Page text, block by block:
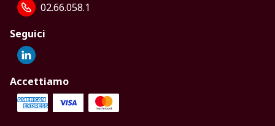
02.66.058.1
Seguici
Accettiamo